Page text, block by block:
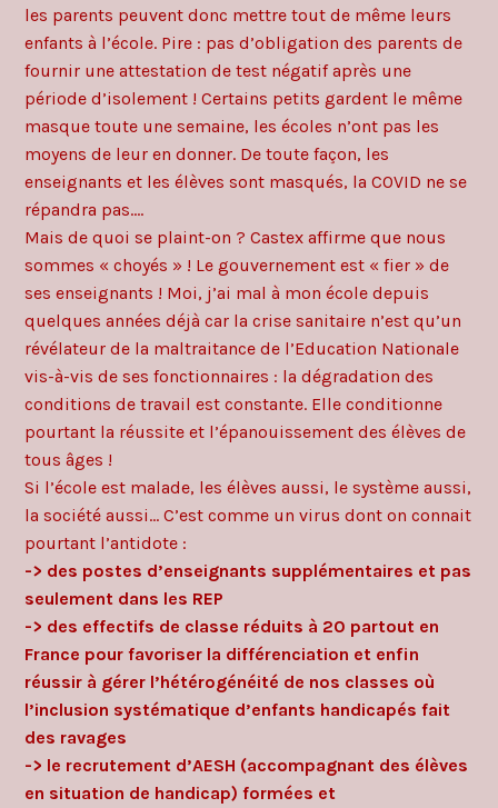
les parents peuvent donc mettre tout de même leurs
enfants à l’école. Pire : pas d’obligation des parents de
fournir une attestation de test négatif après une
période d’isolement ! Certains petits gardent le même
masque toute une semaine, les écoles n’ont pas les
moyens de leur en donner. De toute façon, les
enseignants et les élèves sont masqués, la COVID ne se
répandra pas.…
Mais de quoi se plaint-on ? Castex affirme que nous
sommes « choyés » ! Le gouvernement est « fier » de
ses enseignants ! Moi, j’ai mal à mon école depuis
quelques années déjà car la crise sanitaire n’est qu’un
révélateur de la maltraitance de l’Education Nationale
vis-à-vis de ses fonctionnaires : la dégradation des
conditions de travail est constante. Elle conditionne
pourtant la réussite et l’épanouissement des élèves de
tous âges !
Si l’école est malade, les élèves aussi, le système aussi,
la société aussi… C’est comme un virus dont on connait
pourtant l’antidote :
-> des postes d’enseignants supplémentaires et pas
seulement dans les REP
-> des effectifs de classe réduits à 20 partout en
France pour favoriser la différenciation et enfin
réussir à gérer l’hétérogénéité de nos classes où
l’inclusion systématique d’enfants handicapés fait
des ravages
-> le recrutement d’AESH (accompagnant des élèves
en situation de handicap) formées et